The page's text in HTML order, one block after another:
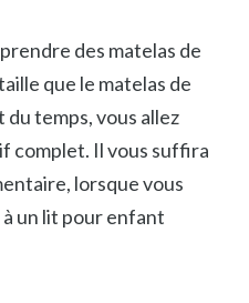
des matelas de
que le matelas de
du temps, vous allez
complet. Il vous suffira
lorsque vous
à un lit pour enfant